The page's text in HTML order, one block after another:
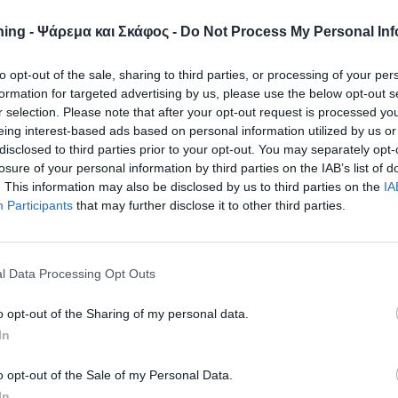
- Ψάρεμα και Σκάφος - Do Not Process My Personal
opt-out of the sale, sharing to third parties, or processing of your
for targeted advertising by us, please use the below opt-out
selection. Please note that after your opt-out request is processed
interest-based ads based on personal information utilized by us
to third parties prior to your opt-out. You may separately
of your personal information by third parties on the IAB’s list of
This information may also be disclosed by us to third parties on the
Participants that may further disclose it to other third parties.
Data Processing Opt Outs
opt-out of the Sharing of my personal data.
opt-out of the Sale of my Personal Data.
λεπτό σύρμα και είναι ιδανικό για την τεχνική του drop
στριφτάρι εξασφαλίζει μηδενικά μπερδέματα.
και η χημική επεξεργασία της ακίδας του (Opti-
του χωρίς θέρμανση του μετάλλου, κατεργασία που
συνηθισμένα αγκίστρια. Η σχεδίασή του προσφέρει εύκολη
να περιστρέφεται κατά 360º, χωρίς το φόβο των
αρματωσιάς drop shot και τέλεια παρουσίαση των
NTS548!